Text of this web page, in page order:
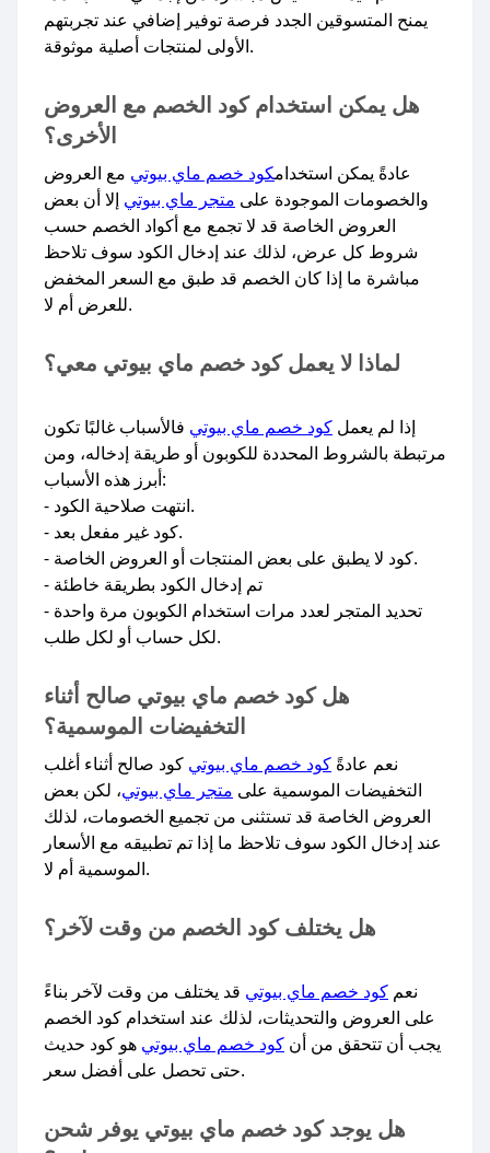
يمنح المتسوقين الجدد فرصة توفير إضافي عند تجربتهم
الأولى لمنتجات أصلية موثوقة.
هل يمكن استخدام كود الخصم مع العروض
الأخرى؟
عادةً يمكن استخدامكود خصم ماي بيوتي مع العروض
والخصومات الموجودة على متجر ماي بيوتي إلا أن بعض
العروض الخاصة قد لا تجمع مع أكواد الخصم حسب
شروط كل عرض، لذلك عند إدخال الكود سوف تلاحظ
مباشرة ما إذا كان الخصم قد طبق مع السعر المخفض
للعرض أم لا.​
لماذا لا يعمل كود خصم ماي بيوتي معي؟
إذا لم يعمل كود خصم ماي بيوتي فالأسباب غالبًا تكون
مرتبطة بالشروط المحددة للكوبون أو طريقة إدخاله، ومن
أبرز هذه الأسباب:
- انتهت صلاحية الكود.
- كود غير مفعل بعد.
- كود لا يطبق على بعض المنتجات أو العروض الخاصة.
- تحديد المتجر لعدد مرات استخدام الكوبون مرة واحدة
لكل حساب أو لكل طلب.
هل كود خصم ماي بيوتي صالح أثناء
التخفيضات الموسمية؟
نعم عادةً كود خصم ماي بيوتي كود صالح أثناء أغلب
التخفيضات الموسمية على متجر ماي بيوتي، لكن بعض
العروض الخاصة قد تستثنى من تجميع الخصومات، لذلك
عند إدخال الكود سوف تلاحظ ما إذا تم تطبيقه مع الأسعار
الموسمية أم لا.​
هل يختلف كود الخصم من وقت لآخر؟
نعم كود خصم ماي بيوتي قد يختلف من وقت لآخر بناءً
على العروض والتحديثات، لذلك عند استخدام كود الخصم
يجب أن تتحقق من أن كود خصم ماي بيوتي هو كود حديث
حتى تحصل على أفضل سعر.
هل يوجد كود خصم ماي بيوتي يوفر شحن